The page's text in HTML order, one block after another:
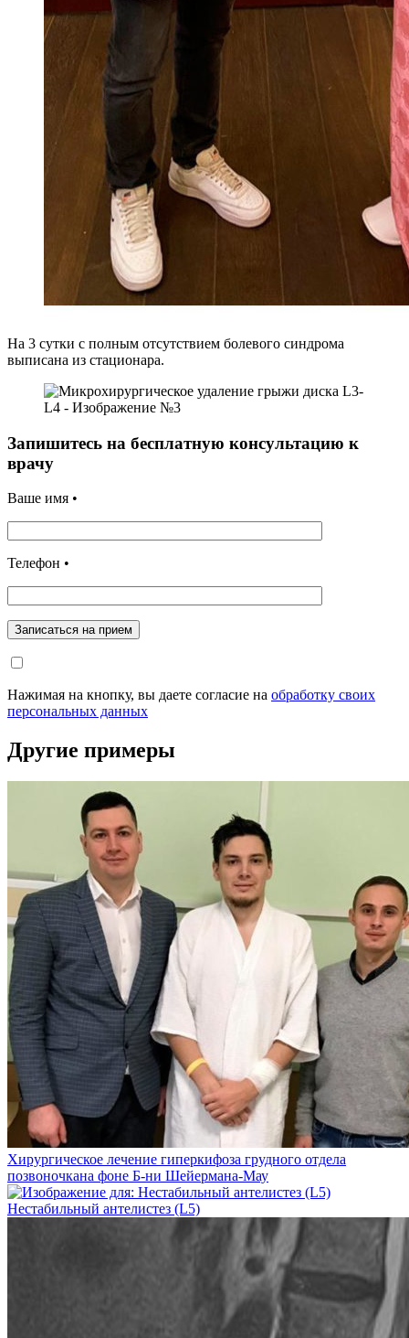
На 3 сутки с полным отсутствием болевого синдрома
выписана из стационара.
Запишитесь на бесплатную консультацию к
врачу
Ваше имя •
Телефон •
Записаться на прием
Нажимая на кнопку, вы даете согласие на обработку своих
персональных данных
Другие примеры
Хирургическое лечение гиперкифоза грудного отдела
позвоночкана фоне Б-ни Шейермана-Мау
Нестабильный антелистез (L5)